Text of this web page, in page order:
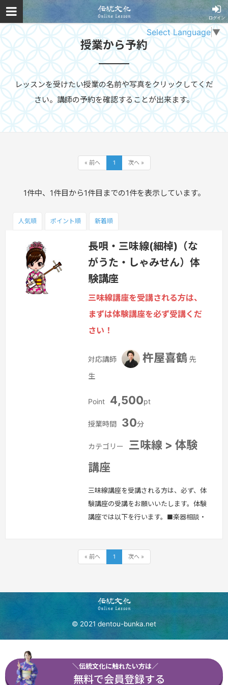
Select Language▼
ログイン
授業から予約
レッスンを受けたい授業の名前や写真をクリックしてくだ
さい。講師の予約を確認することが出来ます。
« 前へ 1 次へ »
1件中、1件目から1件目までの1件を表示しています。
人気順 ポイント順 新着順
長唄・三味線(細棹)（な
がうた・しゃみせん）体
験講座
三味線講座を受講される方は、
まずは体験講座を必ず受講くだ
さい！
対応講師 杵屋喜鶴先
生
Point 4,500pt
授業時間 30分
カテゴリー
三味線 > 体験
講座
三味線講座を受講される方は、必ず、体
験講座の受講をお願いいたします。体験
講座では以下を行います。■楽器相談・
ただきます。これから三味線の購入を検
三味線講座の講座体系について説明いた
します。■三味線の知識三味線の基礎知
識を学びましょう！■必要なお道具：お
« 前へ 1 次へ »
© 2021 dentou-bunka.net
＼伝統文化に触れたい方は／
無料で会員登録する